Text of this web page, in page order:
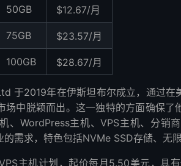
50GB $12.67/月
75GB $23.57/月
100GB $28.67/月
于2019年在伊斯坦布尔成立，通过在
场中脱颖而出。这一独特的方面确保了
、WordPress主机、VPS主机、分销
需求，特色包括NVMe SSD存储、无
主机计划，起价每月5.50美元，具